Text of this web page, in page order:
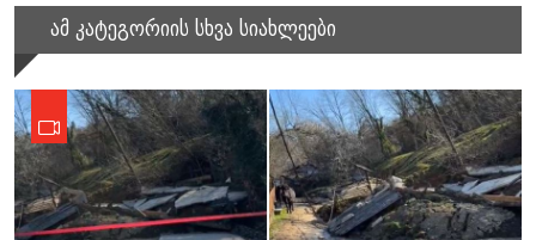
ამ კატეგორიის სხვა სიახლეები